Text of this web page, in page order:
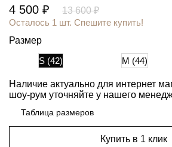
4 500 ₽
13 600 ₽
Осталось 1 шт. Спешите купить!
Размер
S (42)
M (44)
Наличие актуально для интернет
шоу-рум уточняйте у нашего
Таблица размеров
Купить в 1 клик